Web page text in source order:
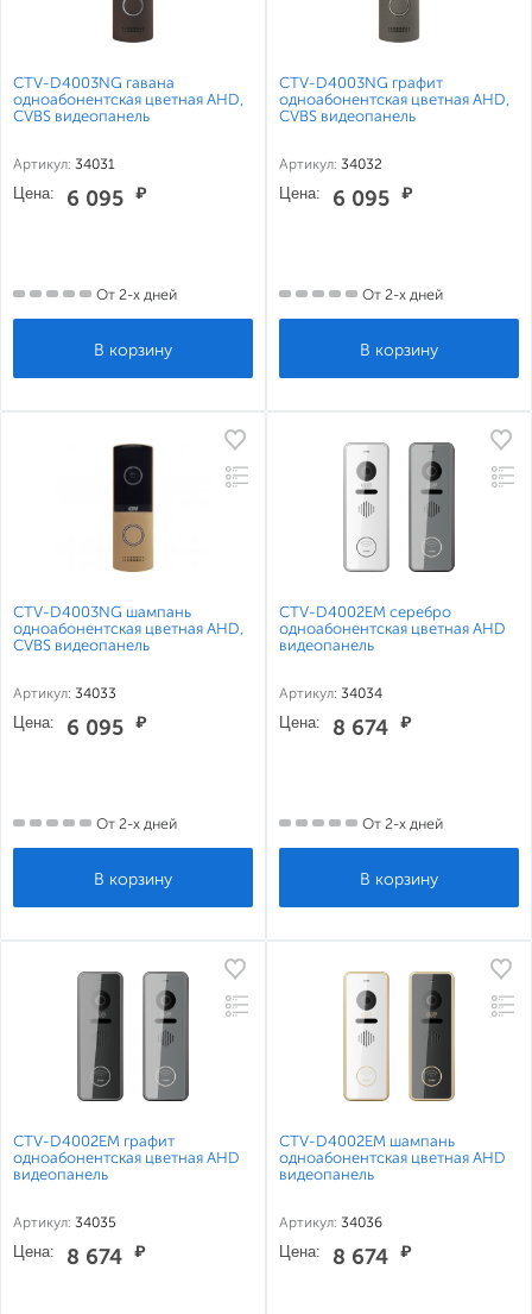
CTV-D4003NG гавана
одноабонентская цветная AHD,
CVBS видеопанель
Артикул: 34031
Цена: 6 095 ₽
От 2-х дней
CTV-D4003NG графит
одноабонентская цветная AHD,
CVBS видеопанель
Артикул: 34032
Цена: 6 095 ₽
От 2-х дней
CTV-D4003NG шампань
одноабонентская цветная AHD,
CVBS видеопанель
Артикул: 34033
Цена: 6 095 ₽
От 2-х дней
CTV-D4002EM серебро
одноабонентская цветная AHD
видеопанель
Артикул: 34034
Цена: 8 674 ₽
От 2-х дней
CTV-D4002EM графит
одноабонентская цветная AHD
видеопанель
Артикул: 34035
Цена: 8 674 ₽
CTV-D4002EM шампань
одноабонентская цветная AHD
видеопанель
Артикул: 34036
Цена: 8 674 ₽